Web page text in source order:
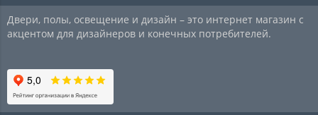
Двери, полы, освещение и дизайн – это интернет магазин с
акцентом для дизайнеров и конечных потребителей.